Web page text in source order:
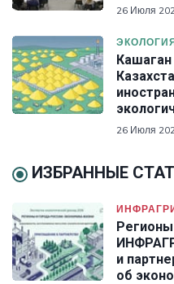
26 Июля
26 Июля
ИЗБРАННЫЕ
Регионы
и
об